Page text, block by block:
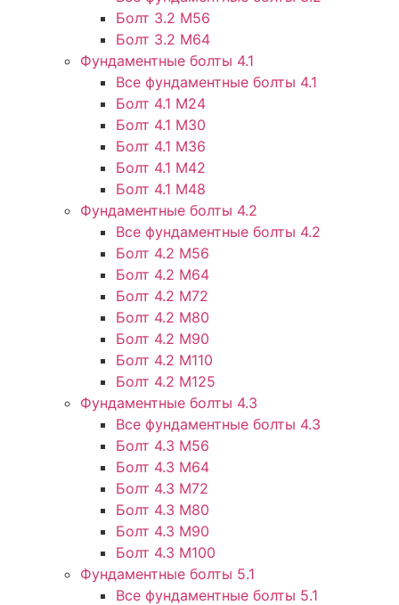
Болт 3.2 М56
Болт 3.2 М64
Фундаментные болты 4.1
Все фундаментные болты 4.1
Болт 4.1 М24
Болт 4.1 М30
Болт 4.1 М36
Болт 4.1 М42
Болт 4.1 М48
Фундаментные болты 4.2
Все фундаментные болты 4.2
Болт 4.2 М56
Болт 4.2 М64
Болт 4.2 М72
Болт 4.2 М80
Болт 4.2 М90
Болт 4.2 М110
Болт 4.2 М125
Фундаментные болты 4.3
Все фундаментные болты 4.3
Болт 4.3 М56
Болт 4.3 М64
Болт 4.3 М72
Болт 4.3 М80
Болт 4.3 М90
Болт 4.3 М100
Фундаментные болты 5.1
Все фундаментные болты 5.1